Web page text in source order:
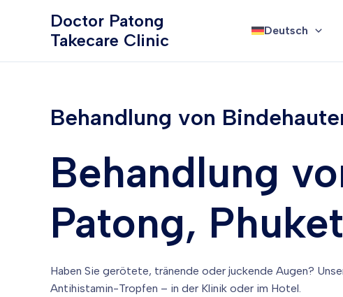
Doctor Patong
Takecare Clinic
Deutsch
Behandlung von
Behandlung
Patong, Phuket
Haben Sie gerötete, tränende oder juckende Augen?
Antihistamin-Tropfen – in der Klinik oder im Hotel.